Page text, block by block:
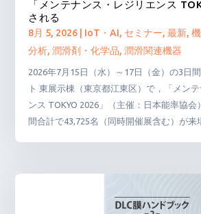
「メンテナンス・レジリエンス
される
8月 5, 2026 IoT・AI, セミナー,最新,
分析,潤滑剤・化学品,潤滑関連機器
2026年7月15日（水）～17日（金）の3日
ト 東展示棟（東京都江東区）で，「メン
ンス TOKYO 2026」（主催：日本能率協会
間合計で43,725名（同時開催展含む）が来